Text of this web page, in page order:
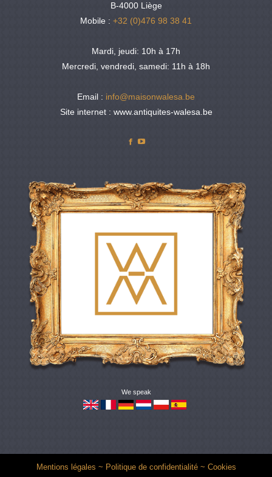
B-4000 Liège
Mobile : +32 (0)476 98 38 41
Mardi, jeudi: 10h à 17h
Mercredi, vendredi, samedi: 11h à 18h
Email : info@maisonwalesa.be
Site internet : www.antiquites-walesa.be
Facebook
We speak
Mentions légales ~ Politique de confidentialité~ Cookies